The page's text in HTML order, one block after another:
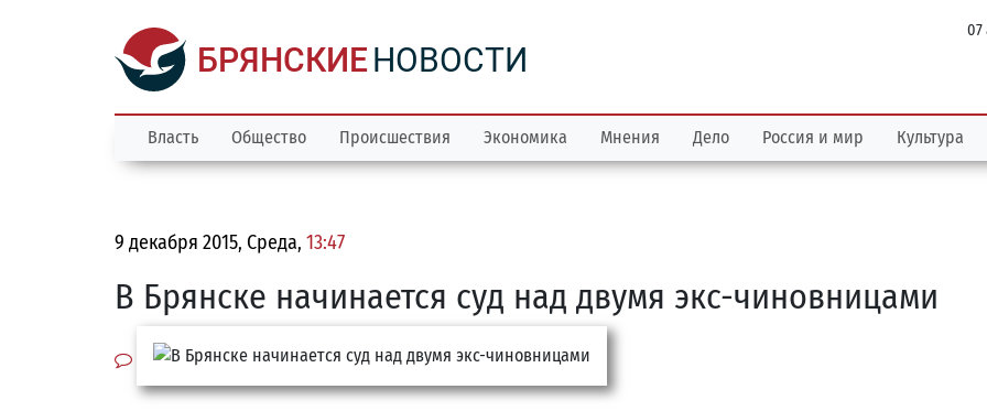
БРЯНСКИЕНОВОСТИ
07
Власть Общество Происшествия Экономика Мнения Дело Россия и мир Культура
9 декабря 2015, Среда, 13:47
В Брянске начинается суд над двумя экс-чиновницами